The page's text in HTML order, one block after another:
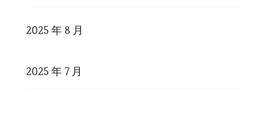
2025 年 8 月
2025 年 7 月